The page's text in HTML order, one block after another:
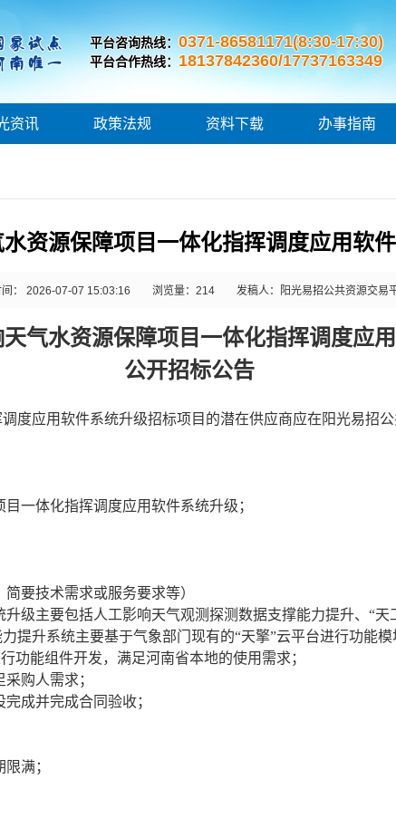
平台咨询热线：0371-86581171(8:30-17:30)
平台合作热线： 18137842360/17737163349
资讯 政策法规 资料下载 办事指南
资源保障项目一体化指挥调度应用软
： 2026-07-07 15:03:16 浏览量： 214 发稿人：阳光易招公共资源交易
气水资源保障项目一体化指挥调度应
公开招标公告
度应用软件系统升级招标项目的潜在供应商应在阳光易招
一体化指挥调度应用软件系统升级；
要技术需求或服务要求等）
级主要包括人工影响天气观测探测数据支撑能力提升、“
提升系统主要基于气象部门现有的“天擎”云平台进行功能
功能组件开发，满足河南省本地的使用需求；
购人需求；
成并完成合同验收；
满；